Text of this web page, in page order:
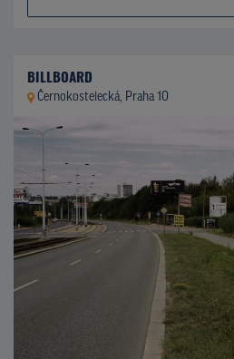
BILLBOARD
Černokostelecká, Praha 10